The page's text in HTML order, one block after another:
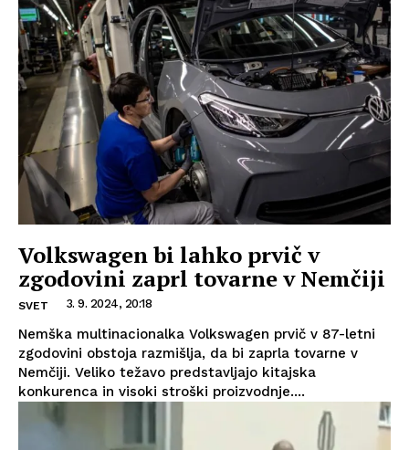
Volkswagen bi lahko prvič v
zgodovini zaprl tovarne v Nemčiji
SVET 3. 9. 2024, 20:18
Nemška multinacionalka Volkswagen prvič v 87-letni
zgodovini obstoja razmišlja, da bi zaprla tovarne v
Nemčiji. Veliko težavo predstavljajo kitajska
konkurenca in visoki stroški proizvodnje....